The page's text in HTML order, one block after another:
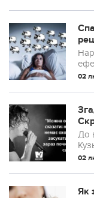
02
До
02
Як